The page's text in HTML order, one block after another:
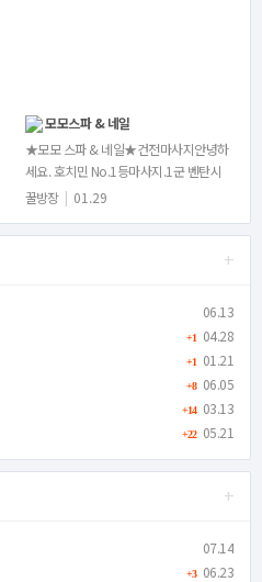
모모스파 & 네일
★모모 스파 & 네일★건전마사지안녕하
세요. 호치민 No.1등마사지.1군 벤탄시
장옆에 있는 건전마사지모모스파&네일
꿀방장 | 01.29
+
06.13
+1 04.28
+1 01.21
+8 06.05
+14 03.13
+22 05.21
+
07.14
+3 06.23